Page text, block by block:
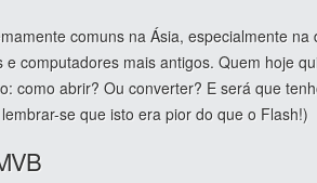
comuns na Ásia, especialmente
computadores mais antigos. Quem hoje
como abrir? Ou converter? E será que
se que isto era pior do que o Flash!)